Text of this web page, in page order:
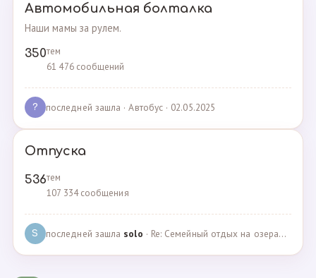
Автомобильная болталка
Наши мамы за рулем.
350тем
61 476 сообщений
? последней зашла · Автобус · 02.05.2025
Отпуска
536тем
107 334 сообщения
S последней зашла solo · Re: Семейный отдых на озерах Челябинской области. П… · 04.05.2025